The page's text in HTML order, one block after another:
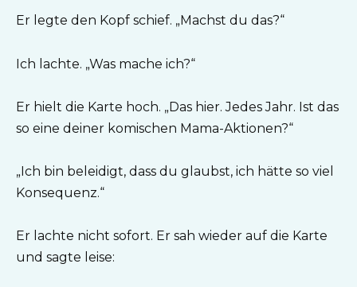
Er legte den Kopf schief. „Machst du das?“
Ich lachte. „Was mache ich?“
Er hielt die Karte hoch. „Das hier. Jedes Jahr. Ist das
so eine deiner komischen Mama-Aktionen?“
„Ich bin beleidigt, dass du glaubst, ich hätte so viel
Konsequenz.“
Er lachte nicht sofort. Er sah wieder auf die Karte
und sagte leise: